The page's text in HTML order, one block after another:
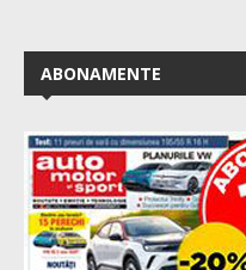
ABONAMENTE